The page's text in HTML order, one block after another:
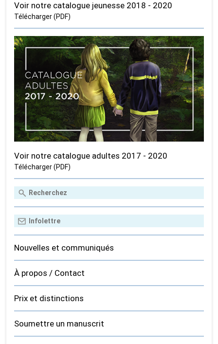
Voir notre catalogue jeunesse 2018 - 2020
Télécharger (PDF)
Voir notre catalogue adultes 2017 - 2020
Télécharger (PDF)
Nouvelles et communiqués
À propos / Contact
Prix et distinctions
Soumettre un manuscrit